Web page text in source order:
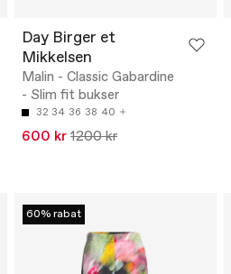
Day Birger et
Mikkelsen
Malin - Classic Gabardine
- Slim fit bukser
32 34 36 38 40
600 kr 1200 kr
60% rabat